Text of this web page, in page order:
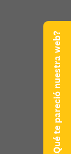
¿Qué te pareció nuestra web?